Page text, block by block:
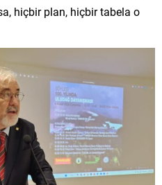
hiçbir plan, hiçbir tabela o